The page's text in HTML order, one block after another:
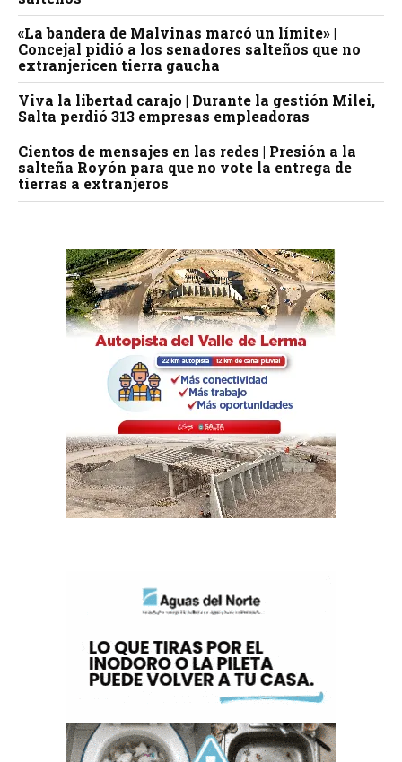
«La bandera de Malvinas marcó un límite» |
Concejal pidió a los senadores salteños que no
extranjericen tierra gaucha
Viva la libertad carajo | Durante la gestión Milei,
Salta perdió 313 empresas empleadoras
Cientos de mensajes en las redes | Presión a la
salteña Royón para que no vote la entrega de
tierras a extranjeros